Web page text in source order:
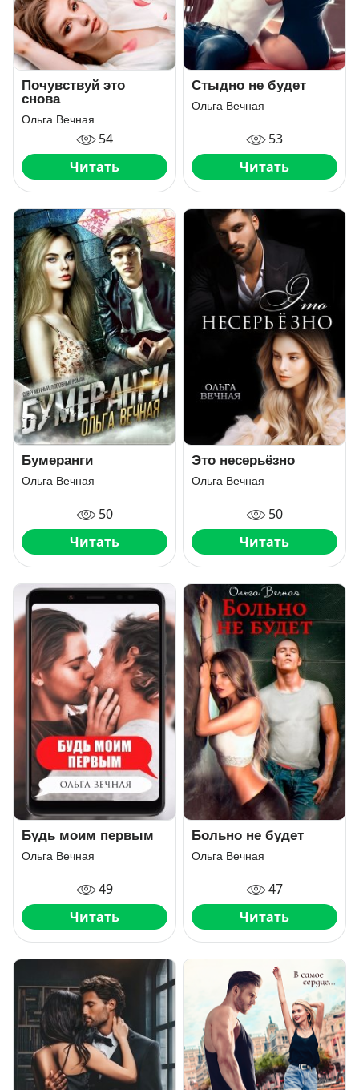
Почувствуй это
снова
Ольга Вечная
54
Читать
Стыдно не будет
Ольга Вечная
53
Читать
Бумеранги
Ольга Вечная
50
Читать
Это несерьёзно
Ольга Вечная
50
Читать
Будь моим первым
Ольга Вечная
49
Читать
Больно не будет
Ольга Вечная
47
Читать